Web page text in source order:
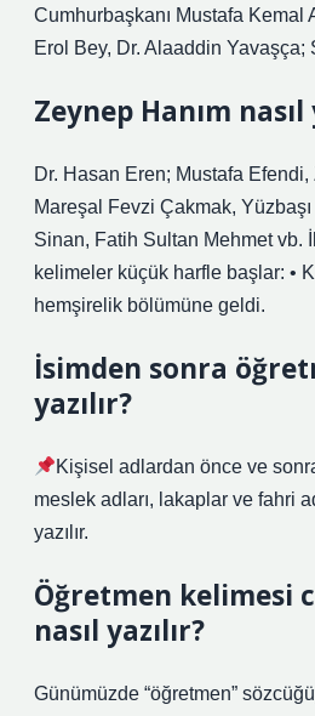
Cumhurbaşkanı Mustafa Kemal
Erol Bey, Dr. Alaaddin Yavaşça;
Zeynep Hanım nasıl
Dr. Hasan Eren; Mustafa Efendi,
Mareşal Fevzi Çakmak,
Sinan, Fatih Sultan Mehmet vb.
kelimeler küçük harfle başlar: •
hemşirelik bölümüne geldi.
İsimden sonra
yazılır?
Kişisel adlardan önce ve
meslek adları, lakaplar ve fahri
yazılır.
Öğretmen kelimesi
nasıl yazılır?
Günümüzde “öğretmen”